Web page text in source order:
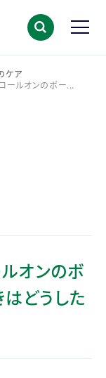
ケア
>
ールオンのボー...
オンのボ
どうした